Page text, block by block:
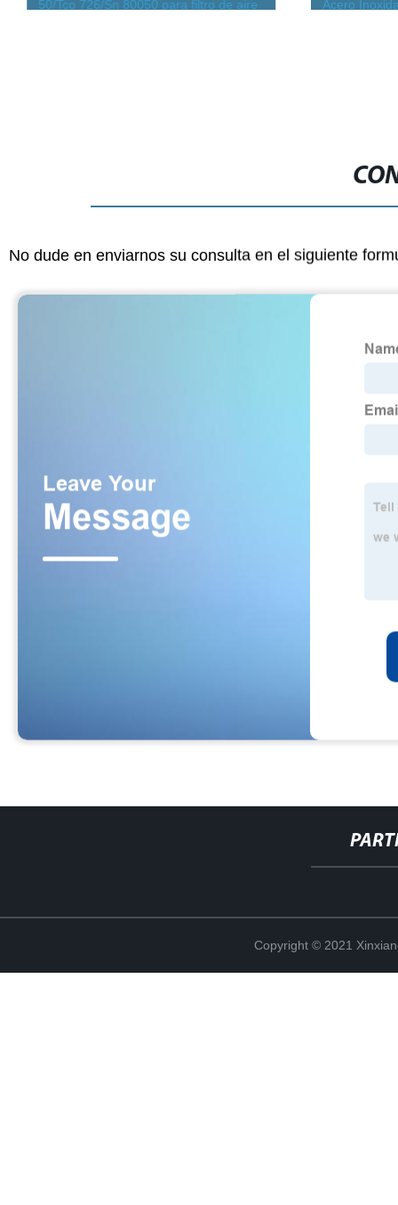
50/Tco 726/Sn 80050 para filtro de aire
Acero
No dude en enviarnos su consulta en el siguiente
Copyright © 2021